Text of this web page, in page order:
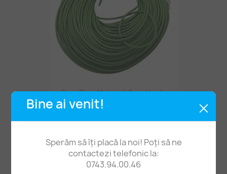
Bine ai venit!
Sperăm să îți placă la noi! Poți să ne
contactezi telefonic la:
0743.94.00.46
Șnur Piele Naturală 2mm Verde
1,95 lei